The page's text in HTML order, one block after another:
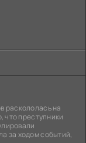
раскололась на
что преступники
за ходом событий,